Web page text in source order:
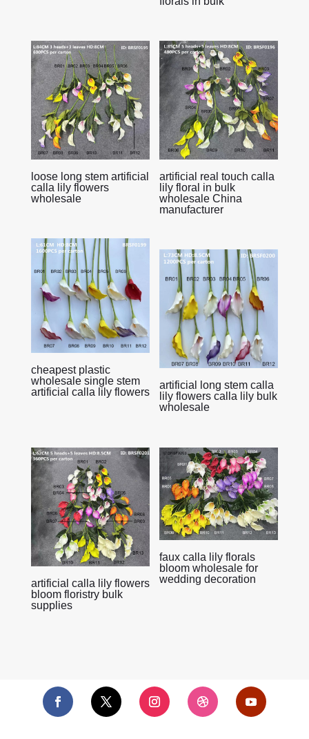
loose long stem artificial
calla lily flowers
wholesale
artificial real touch calla
lily floral in bulk
wholesale China
manufacturer
cheapest plastic
wholesale single stem
artificial calla lily flowers
artificial long stem calla
lily flowers calla lily bulk
wholesale
artificial calla lily flowers
bloom floristry bulk
supplies
faux calla lily florals
bloom wholesale for
wedding decoration